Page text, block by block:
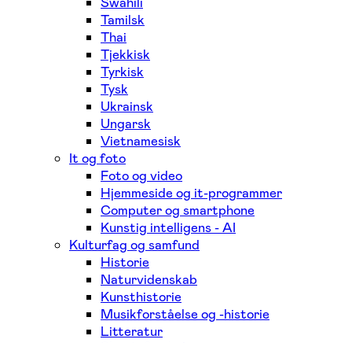
Tamilsk
Thai
Tjekkisk
Tyrkisk
Tysk
Ukrainsk
Ungarsk
Vietnamesisk
It og foto
Foto og video
Hjemmeside og it-programmer
Computer og smartphone
Kunstig intelligens - AI
Kulturfag og samfund
Historie
Naturvidenskab
Kunsthistorie
Musikforståelse og -historie
Litteratur